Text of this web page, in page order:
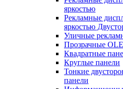
яркостью
Рекламные
яркостью
Уличные
Прозрачные
Квадратные
Круглые панели
Тонкие
панели